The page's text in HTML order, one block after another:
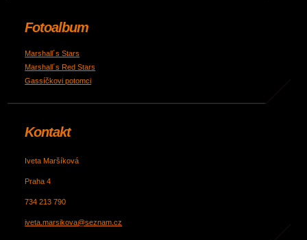
Fotoalbum
Marshall´s Stars
Marshall´s Red Stars
Gassíčkovi potomci
Kontakt
Iveta Maršíková
Praha 4
734 213 790
iveta.marsikova@seznam.cz